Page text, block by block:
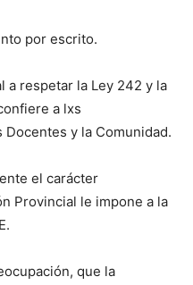
por escrito.
a respetar la Ley 242 y la
a lxs
y la Comunidad.
el carácter
Provincial le impone a la
que la